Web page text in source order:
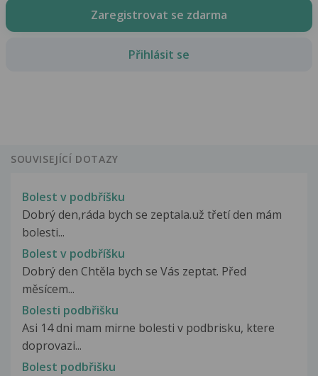
Zaregistrovat se zdarma
Přihlásit se
SOUVISEJÍCÍ DOTAZY
Bolest v podbříšku
Dobrý den,ráda bych se zeptala.už třetí den mám
bolesti...
Bolest v podbříšku
Dobrý den Chtěla bych se Vás zeptat. Před
měsícem...
Bolesti podbřišku
Asi 14 dni mam mirne bolesti v podbrisku, ktere
doprovazi...
Bolest podbřišku